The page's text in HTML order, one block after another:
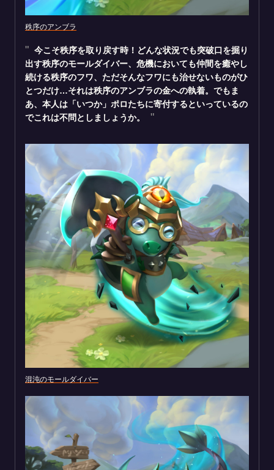
秩序のアンブラ
今こそ秩序を取り戻す時！どんな状況でも突破口を掘り
出す秩序のモールダイバー、危機においても仲間を癒やし
続ける秩序のフワ、ただそんなフワにも治せないものがひ
とつだけ…それは秩序のアンブラの金への執着。でもま
あ、本人は「いつか」ポロたちに寄付するといっているの
でこれは不問としましょうか。
混沌のモールダイバー